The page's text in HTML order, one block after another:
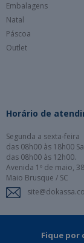
Embalagens
Natal
Páscoa
Outlet
Horário de
Segunda a sexta-feira
das 08h00 às 18h00
das 08h00 às 12h00.
Avenida 1º de maio,
Maio Brusque / SC
Fique por